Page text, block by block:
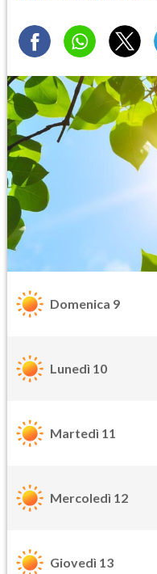
Domenica 9
Lunedì 10
Martedì 11
Mercoledì 12
Giovedì 13